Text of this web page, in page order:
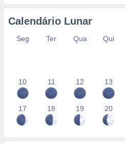
Calendário Lunar
Seg Ter Qua Qui
10 11 12 13
17 18 19 20